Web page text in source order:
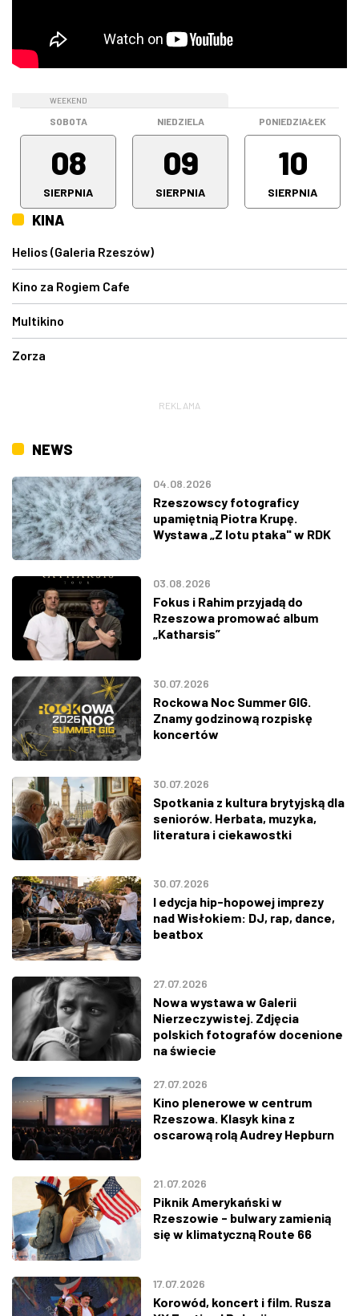
WEEKEND
SOBOTA
08
SIERPNIA
NIEDZIELA
09
SIERPNIA
PONIEDZIAŁEK
10
SIERPNIA
KINA
Helios (Galeria Rzeszów)
Kino za Rogiem Cafe
Multikino
Zorza
REKLAMA
NEWS
04.08.2026
Rzeszowscy fotograficy
upamiętnią Piotra Krupę.
Wystawa „Z lotu ptaka" w RDK
03.08.2026
Fokus i Rahim przyjadą do
Rzeszowa promować album
„Katharsis”
30.07.2026
Rockowa Noc Summer GIG.
Znamy godzinową rozpiskę
koncertów
30.07.2026
Spotkania z kultura brytyjską dla
seniorów. Herbata, muzyka,
literatura i ciekawostki
30.07.2026
I edycja hip-hopowej imprezy
nad Wisłokiem: DJ, rap, dance,
beatbox
27.07.2026
Nowa wystawa w Galerii
Nierzeczywistej. Zdjęcia
polskich fotografów docenione
na świecie
27.07.2026
Kino plenerowe w centrum
Rzeszowa. Klasyk kina z
oscarową rolą Audrey Hepburn
21.07.2026
Piknik Amerykański w
Rzeszowie - bulwary zamienią
się w klimatyczną Route 66
17.07.2026
Korowód, koncert i film. Rusza